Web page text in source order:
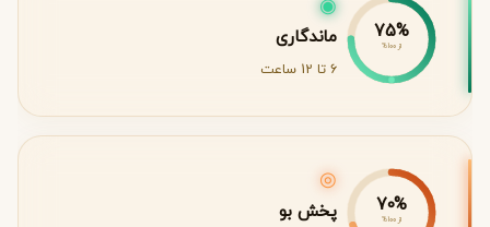
75%
از 100%
◉
ماندگاری
6 تا 12 ساعت
70%
از 100%
◎
پخش بو